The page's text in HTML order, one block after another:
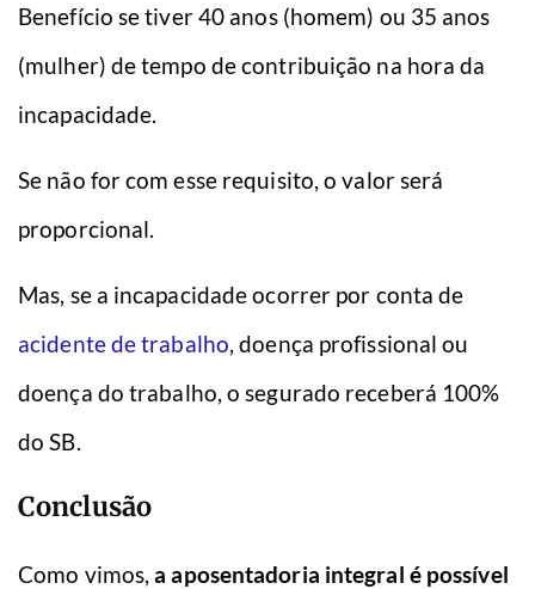
Benefício se tiver 40 anos (homem) ou 35 anos
(mulher) de tempo de contribuição na hora da
incapacidade.
Se não for com esse requisito, o valor será
proporcional.
Mas, se a incapacidade ocorrer por conta de
acidente de trabalho, doença profissional ou
doença do trabalho, o segurado receberá 100%
do SB.
Conclusão
Como vimos,a aposentadoria integral é possível